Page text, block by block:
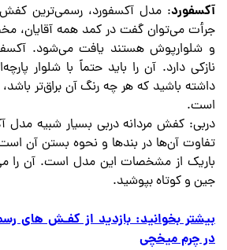
آکسفورد: مدل آکسفورد، رسمی‌ترین
جرأت می‌توان گفت در کمد همه آقایان،
و شلوارپوش هستند یافت می‌شود.
نازکی دارد. آن را باید حتماً با شلوار
داشته باشید که هر چه رنگ آن براق‌تر
است.
دربی: کفش مردانه دربی بسیار شبیه مدل
تفاوت آن‌ها در بندها و نحوه بستن آن
باریک از مشخصات این مدل است. آن را
جین و کوتاه بپوشید.
بیشتر بخوانید: بازدید از کفـش های
در چرم میخچی